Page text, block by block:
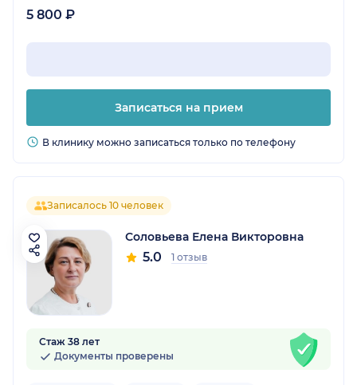
5 800 ₽
Записаться на прием
В клинику можно записаться только по телефону
Записалось 10 человек
Соловьева Елена Викторовна
5.0 1 отзыв
Стаж 38 лет
Документы проверены